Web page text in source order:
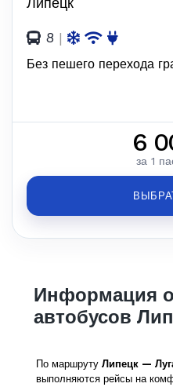
8 |
Без пешего перехода
6
за 1
Информация
автобусов
По маршруту Липецк —
выполняются рейсы на